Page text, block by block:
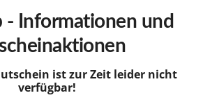
- Informationen und
ist zur Zeit leider nicht
verfügbar!